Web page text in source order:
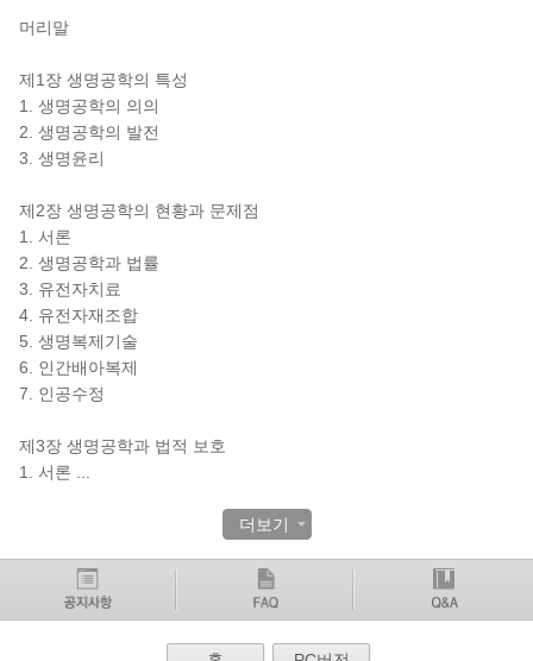
머리말
제1장 생명공학의 특성
1. 생명공학의 의의
2. 생명공학의 발전
3. 생명윤리
제2장 생명공학의 현황과 문제점
1. 서론
2. 생명공학과 법률
3. 유전자치료
4. 유전자재조합
5. 생명복제기술
6. 인간배아복제
7. 인공수정
제3장 생명공학과 법적 보호
1. 서론
더보기